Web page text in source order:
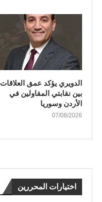
الدويري يؤكد عمق العلاقات
بين نقابتي المقاولين في
الأردن وسوريا
07/08/2026
اختيارات المحررين